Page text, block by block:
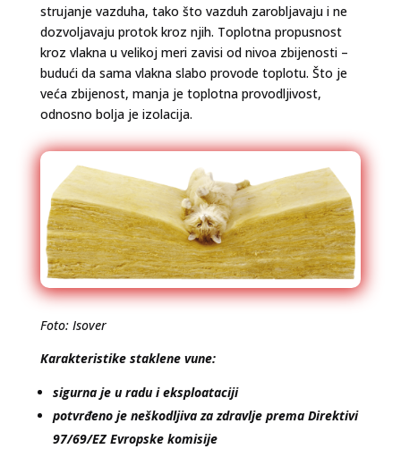
strujanje vazduha, tako što vazduh zarobljavaju i ne
dozvoljavaju protok kroz njih. Toplotna propusnost
kroz vlakna u velikoj meri zavisi od nivoa zbijenosti –
budući da sama vlakna slabo provode toplotu. Što je
veća zbijenost, manja je toplotna provodljivost,
odnosno bolja je izolacija.
Foto: Isover
Karakteristike staklene vune:
sigurna je u radu i eksploataciji
potvrđeno je neškodljiva za zdravlje prema Direktivi
97/69/EZ Evropske komisije